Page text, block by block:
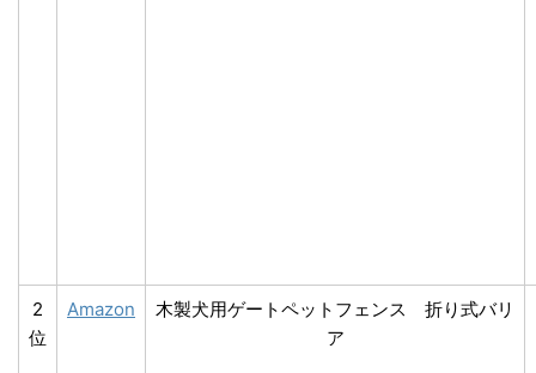
2
位
Amazon
木製犬用ゲートペットフェンス 折り式バリ
ア